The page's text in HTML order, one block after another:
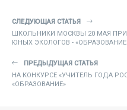
СЛЕДУЮЩАЯ СТАТЬЯ
ШКОЛЬНИКИ МОСКВЫ 20 МАЯ
ЮНЫХ ЭКОЛОГОВ -
ПРЕДЫДУЩАЯ СТАТЬЯ
НА КОНКУРСЕ «УЧИТЕЛЬ ГОДА
«ОБРАЗОВАНИЕ»